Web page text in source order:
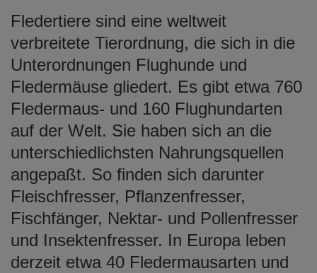
Fledertiere sind eine weltweit
verbreitete Tierordnung, die sich in die
Unterordnungen Flughunde und
Fledermäuse gliedert. Es gibt etwa 760
Fledermaus- und 160 Flughundarten
auf der Welt. Sie haben sich an die
unterschiedlichsten Nahrungsquellen
angepaßt. So finden sich darunter
Fleischfresser, Pflanzenfresser,
Fischfänger, Nektar- und Pollenfresser
und Insektenfresser. In Europa leben
derzeit etwa 40 Fledermausarten und